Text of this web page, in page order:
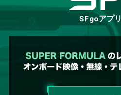
SFgoアプリ